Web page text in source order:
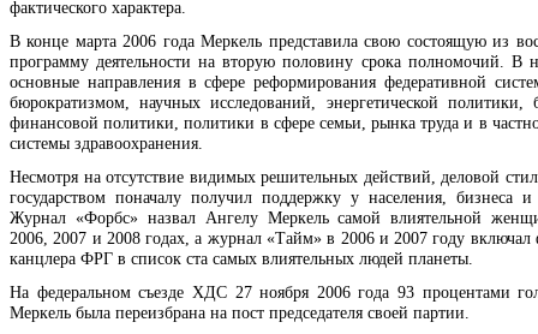
фактического характера.
В конце марта 2006 года Меркель представила свою состоящую из
программу деятельности на вторую половину срока полномочий. В
основные направления в сфере реформирования федеративной
бюрократизмом, научных исследований, энергетической
финансовой политики, политики в сфере семьи, рынка труда и в
системы здравоохранения.
Несмотря на отсутствие видимых решительных действий, деловой
государством поначалу получил поддержку у населения, бизнеса
Журнал «Форбс» назвал Ангелу Меркель самой влиятельной
2006, 2007 и 2008 годах, а журнал «Тайм» в 2006 и 2007 году включал
канцлера ФРГ в список ста самых влиятельных людей планеты.
На федеральном съезде ХДС 27 ноября 2006 года 93 процентами
Меркель была переизбрана на пост председателя своей партии.